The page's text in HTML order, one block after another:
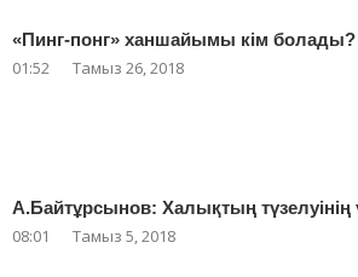
«Пинг-понг» ханшайымы кім болады?
01:52 Тамыз 26, 2018
А.Байтұрсынов: Халықтың түзелуінің
08:01 Тамыз 5, 2018